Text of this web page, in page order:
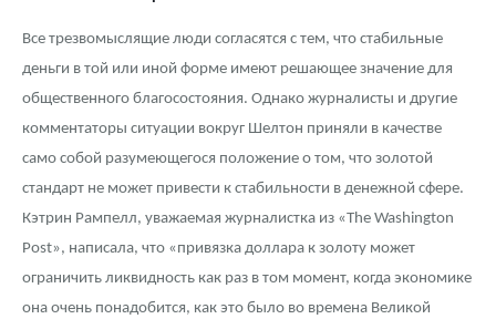
Все трезвомыслящие люди согласятся с тем, что стабильные
деньги в той или иной форме имеют решающее значение для
общественного благосостояния. Однако журналисты и другие
комментаторы ситуации вокруг Шелтон приняли в качестве
само собой разумеющегося положение о том, что золотой
стандарт не может привести к стабильности в денежной сфере.
Кэтрин Рампелл, уважаемая журналистка из «The Washington
Post», написала, что «привязка доллара к золоту может
ограничить ликвидность как раз в том момент, когда экономике
она очень понадобится, как это было во времена Великой